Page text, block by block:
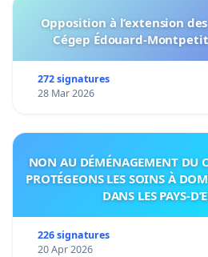
Opposition à l’extension
Cégep Édouard-
272 signatures
28 Mar 2026
NON AU DÉMÉNAGEMENT DU
PROTÉGEONS LES SOINS À
DANS LES PAYS-
226 signatures
20 Apr 2026